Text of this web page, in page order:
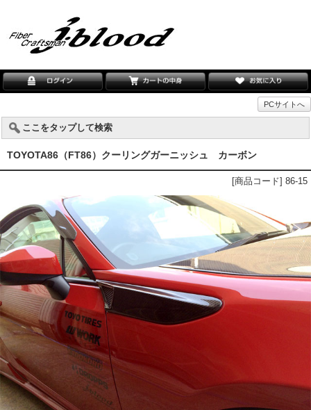
PCサイトへ
ここをタップして検索
TOYOTA86（FT86）クーリングガーニッシュ カーボン
[商品コード] 86-15